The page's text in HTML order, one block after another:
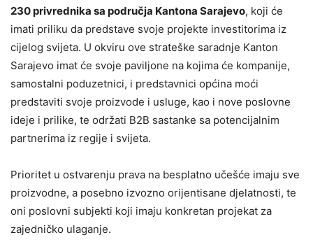
230 privrednika sa područja Kantona Sarajevo, koji će
imati priliku da predstave svoje projekte investitorima iz
cijelog svijeta. U okviru ove strateške saradnje Kanton
Sarajevo imat će svoje paviljone na kojima će kompanije,
samostalni poduzetnici, i predstavnici općina moći
predstaviti svoje proizvode i usluge, kao i nove poslovne
ideje i prilike, te održati B2B sastanke sa potencijalnim
partnerima iz regije i svijeta.
Prioritet u ostvarenju prava na besplatno učešće imaju sve
proizvodne, a posebno izvozno orijentisane djelatnosti, te
oni poslovni subjekti koji imaju konkretan projekat za
zajedničko ulaganje.